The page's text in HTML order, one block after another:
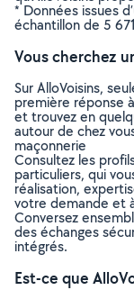
* Données issues
échantillon de 5
Vous cherchez
Sur AlloVoisins,
première réponse
et trouvez en
autour de chez
maçonnerie
Consultez les
particuliers, qui
réalisation,
votre demande et
Conversez
des échanges
intégrés.
Est-ce que